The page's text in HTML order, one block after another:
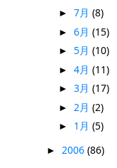
► 7月 (8)
► 6月 (15)
► 5月 (10)
► 4月 (11)
► 3月 (17)
► 2月 (2)
► 1月 (5)
► 2006 (86)